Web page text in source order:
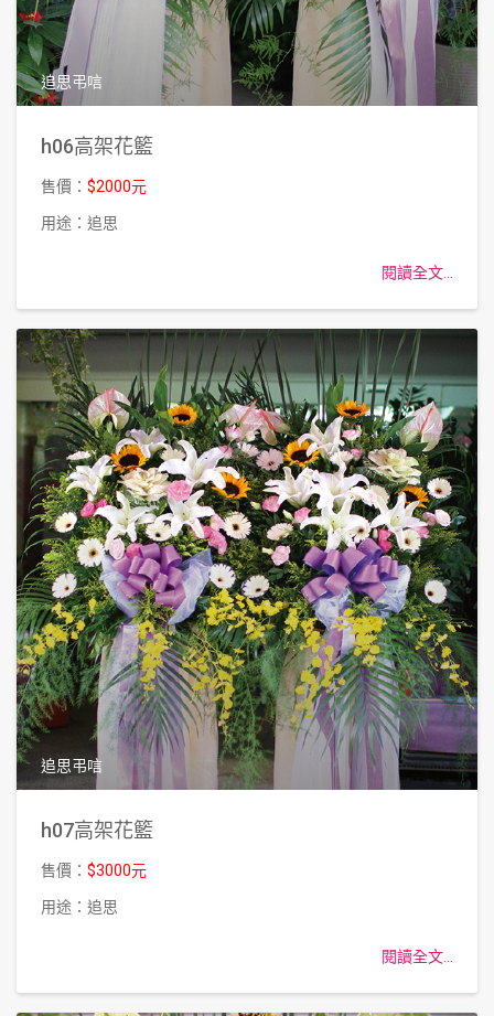
追思弔唁
h06高架花籃
售價： $2000元
用途：追思
閱讀全文...
追思弔唁
h07高架花籃
售價： $3000元
用途：追思
閱讀全文...